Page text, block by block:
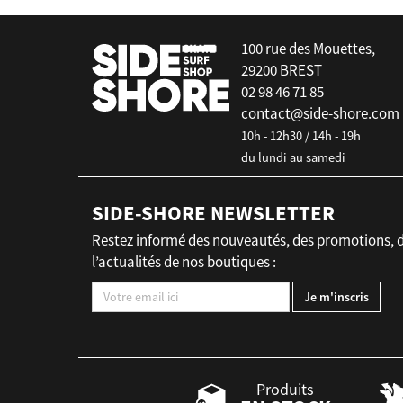
100 rue des Mouettes,
29200 BREST
02 98 46 71 85
contact@side-shore.com
10h - 12h30 / 14h - 19h
du lundi au samedi
SIDE-SHORE NEWSLETTER
Restez informé des nouveautés, des promotions,
l’actualités de nos boutiques :
Produits